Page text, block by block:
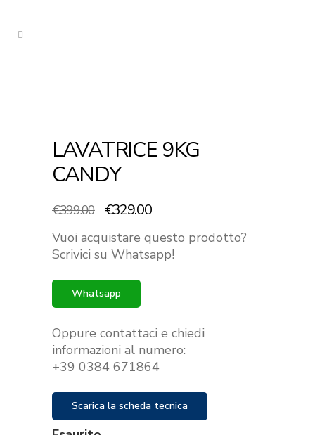
LAVATRICE 9KG
CANDY
€399.00
Il
originale
era:
€399.00.
€329.00Il
attuale
è:
Vuoi acquistare questo prodotto?
Scrivici su Whatsapp!
Whatsapp
Oppure contattaci e chiedi
informazioni al numero:
+39 0384 671864
Scarica la scheda tecnica